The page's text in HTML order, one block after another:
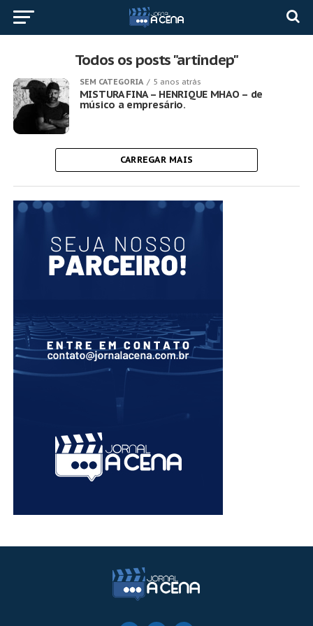
Todos os posts "artindep"
SEM CATEGORIA 5 anos atrás
MISTURA FINA – HENRIQUE MHAO – de
músico a empresário.
CARREGAR MAIS